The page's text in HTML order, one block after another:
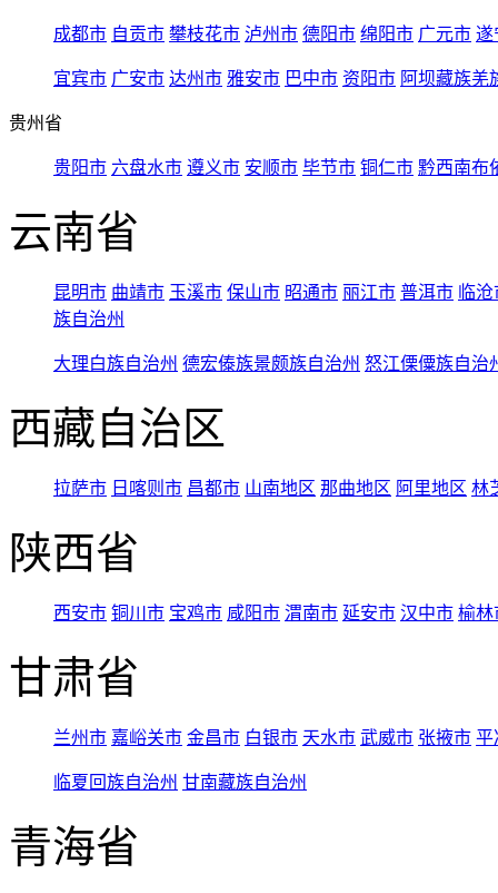
成都市 自贡市 攀枝花市 泸州市 德阳市 绵阳市 广元市 遂
宜宾市 广安市 达州市 雅安市 巴中市 资阳市 阿坝藏族羌
贵州省
贵阳市 六盘水市 遵义市 安顺市 毕节市 铜仁市 黔西南布
云南省
昆明市 曲靖市 玉溪市 保山市 昭通市 丽江市 普洱市 临
族自治州
大理白族自治州 德宏傣族景颇族自治州 怒江傈僳族自治
西藏自治区
拉萨市 日喀则市 昌都市 山南地区 那曲地区 阿里地区 林
陕西省
西安市 铜川市 宝鸡市 咸阳市 渭南市 延安市 汉中市 榆林
甘肃省
兰州市 嘉峪关市 金昌市 白银市 天水市 武威市 张掖市 平
临夏回族自治州 甘南藏族自治州
青海省